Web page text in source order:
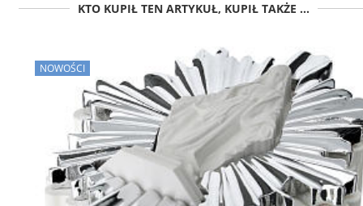
KTO KUPIŁ TEN ARTYKUŁ, KUPIŁ TAKŻE ...
NOWOŚCI